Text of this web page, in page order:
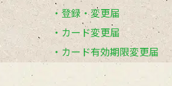
登録・変更届
カード変更届
カード有効期限変更届